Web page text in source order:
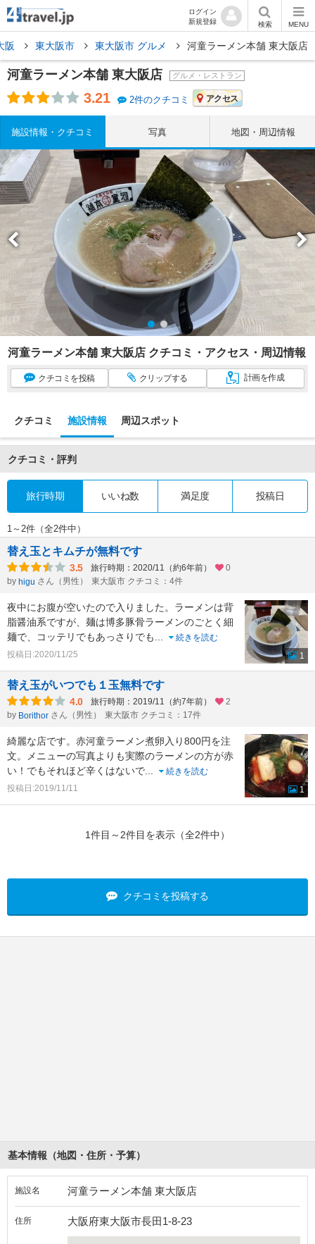
ログイン
新規登録
検索 MENU
阪 東大阪市 東大阪市 グルメ 河童ラーメン本舗 東大阪店
河童ラーメン本舗 東大阪店 グルメ・レストラン
3.21 2件のクチコミ アクセス
施設情報・クチコミ 写真 地図・周辺情報
河童ラーメン本舗 東大阪店 クチコミ・アクセス・周辺情報
クチコミ を投稿 クリップする 計画を作成
クチコミ 施設情報 周辺スポット
クチコミ・評判
旅行時期 いいね数 満足度 投稿日
1～2件（全2件中）
替え玉とキムチが無料です
3.5 旅行時期：2020/11（約6年前）
0
by higu さん（男性） 東大阪市 クチコミ：4件
夜中にお腹が空いたので入りました。ラーメンは背
脂醤油系ですが、麺は博多豚骨ラーメンのごとく細
麺で、コッテリでもあっさりでも...
続きを読む
投稿日:2020/11/25
1
替え玉がいつでも１玉無料です
4.0 旅行時期：2019/11（約7年前）
2
by Borithor さん（男性） 東大阪市 クチコミ：17件
綺麗な店です。赤河童ラーメン煮卵入り800円を注
文。メニューの写真よりも実際のラーメンの方が赤
い！でもそれほど辛くはないで...
続きを読む
投稿日:2019/11/11
1
1件目～2件目を表示（全2件中）
クチコミを投稿する
基本情報（地図・住所・予算）
施設名 河童ラーメン本舗 東大阪店
住所 大阪府東大阪市長田1-8-23